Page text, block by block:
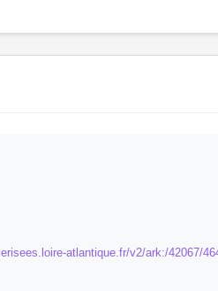
atlantique.fr/v2/ark:/42067/